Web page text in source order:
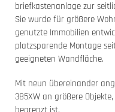
briefkastenanlage zur
Sie wurde für größere
genutzte Immobilien
platzsparende Montage
geeigneten Wandfläche.
Mit neun übereinander
385XW an größere